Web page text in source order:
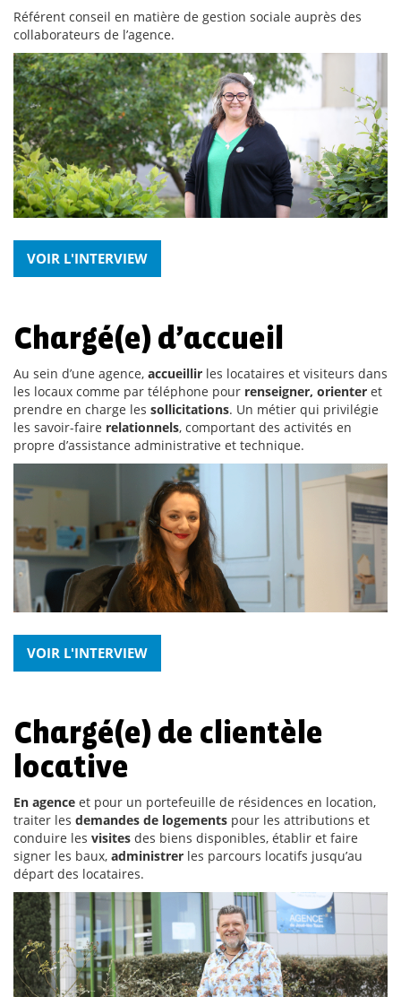
Référent conseil en matière de gestion sociale auprès des
collaborateurs de l’agence.
VOIR L'INTERVIEW
Chargé(e) d’accueil
Au sein d’une agence, accueillir les locataires et visiteurs dans
les locaux comme par téléphone pour renseigner, orienter et
prendre en charge les sollicitations. Un métier qui privilégie
les savoir-faire relationnels, comportant des activités en
propre d’assistance administrative et technique.
VOIR L'INTERVIEW
Chargé(e) de clientèle
locative
En agence et pour un portefeuille de résidences en location,
traiter les demandes de logements pour les attributions et
conduire les visites des biens disponibles, établir et faire
signer les baux, administrer les parcours locatifs jusqu’au
départ des locataires.